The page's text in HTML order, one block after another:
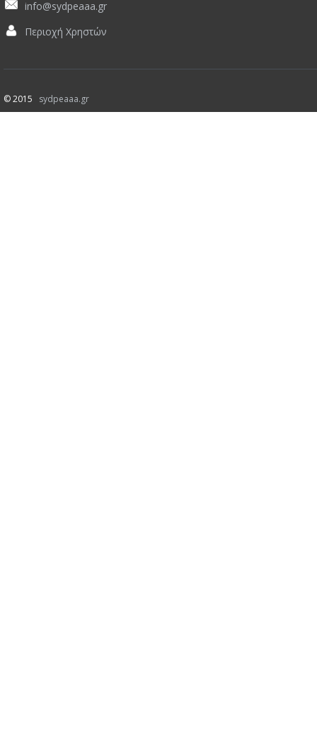
info@sydpeaaa.gr
Περιοχή Χρηστών
© 2015 sydpeaaa.gr